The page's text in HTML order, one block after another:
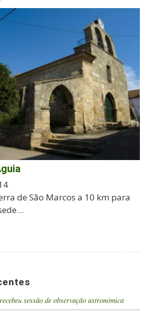
de São Marcos a 10 km para
sessão de observação astronómica